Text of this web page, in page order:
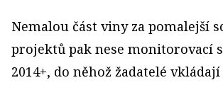
Nemalou část viny za pomalejší
projektů pak nese monitorovací
2014+, do něhož žadatelé